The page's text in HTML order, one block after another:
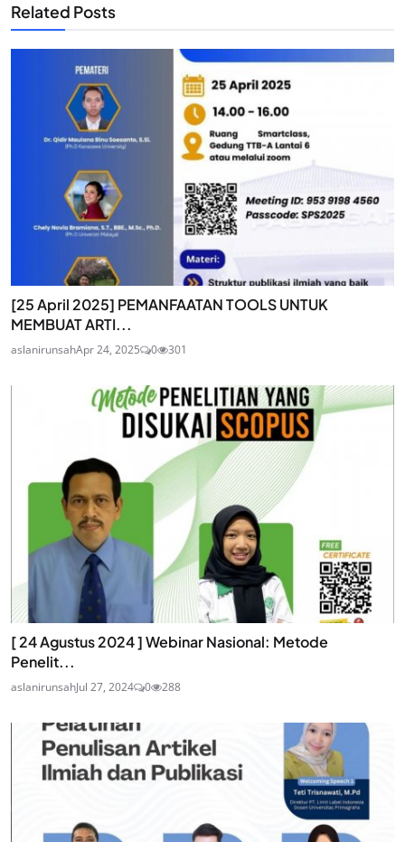
Related Posts
[25 April 2025] PEMANFAATAN TOOLS UNTUK
MEMBUAT ARTI...
aslanirunsahApr 24, 2025 0 301
[ 24 Agustus 2024 ] Webinar Nasional: Metode
Penelit...
aslanirunsahJul 27, 2024 0 288